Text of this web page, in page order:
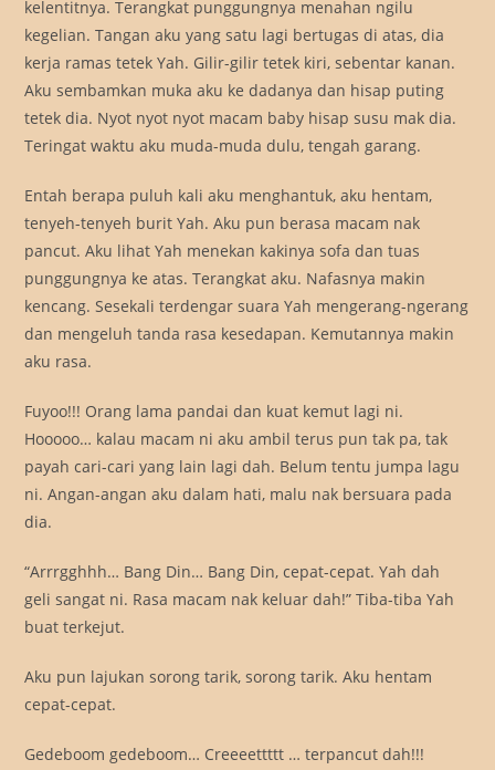
kelentitnya. Terangkat punggungnya menahan ngilu
kegelian. Tangan aku yang satu lagi bertugas di atas, dia
kerja ramas tetek Yah. Gilir-gilir tetek kiri, sebentar kanan.
Aku sembamkan muka aku ke dadanya dan hisap puting
tetek dia. Nyot nyot nyot macam baby hisap susu mak dia.
Teringat waktu aku muda-muda dulu, tengah garang.
Entah berapa puluh kali aku menghantuk, aku hentam,
tenyeh-tenyeh burit Yah. Aku pun berasa macam nak
pancut. Aku lihat Yah menekan kakinya sofa dan tuas
punggungnya ke atas. Terangkat aku. Nafasnya makin
kencang. Sesekali terdengar suara Yah mengerang-ngerang
dan mengeluh tanda rasa kesedapan. Kemutannya makin
aku rasa.
Fuyoo!!! Orang lama pandai dan kuat kemut lagi ni.
Hooooo… kalau macam ni aku ambil terus pun tak pa, tak
payah cari-cari yang lain lagi dah. Belum tentu jumpa lagu
ni. Angan-angan aku dalam hati, malu nak bersuara pada
dia.
“Arrrgghhh… Bang Din… Bang Din, cepat-cepat. Yah dah
geli sangat ni. Rasa macam nak keluar dah!” Tiba-tiba Yah
buat terkejut.
Aku pun lajukan sorong tarik, sorong tarik. Aku hentam
cepat-cepat.
Gedeboom gedeboom… Creeeettttt … terpancut dah!!!